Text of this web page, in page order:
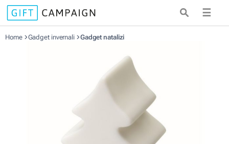
☰
Home Gadget invernali Gadget natalizi